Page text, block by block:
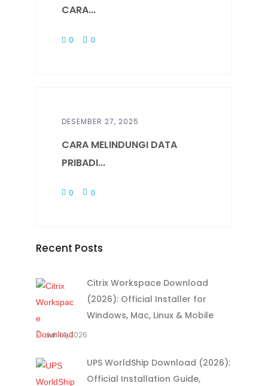
CARA...
0 0
DESEMBER 27, 2025
CARA MELINDUNGI DATA
PRIBADI...
0 0
Recent Posts
Citrix Workspace Download
(2026): Official Installer for
Windows, Mac, Linux & Mobile
Juli 14, 2026
UPS WorldShip Download (2026):
Official Installation Guide,